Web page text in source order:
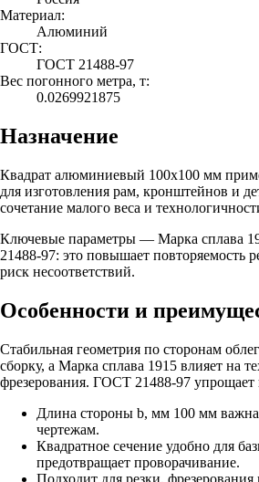
Материал:
Алюминий
ГОСТ:
ГОСТ 21488-97
Вес погонного метра, т:
0.0269921875
Назначение
Квадрат алюминиевый 100х100 мм
для изготовления рам, кронштейнов и
сочетание малого веса и
Ключевые параметры — Марка сплава
21488-97: это повышает повторяемость
риск несоответствий.
Особенности и
Стабильная геометрия по сторонам
сборку, а Марка сплава 1915 влияет на
фрезерования. ГОСТ 21488-97 упрощает
Длина стороны b, мм 100 мм важна
чертежам.
Квадратное сечение удобно для
предотвращает проворачивание.
Подходит для резки,